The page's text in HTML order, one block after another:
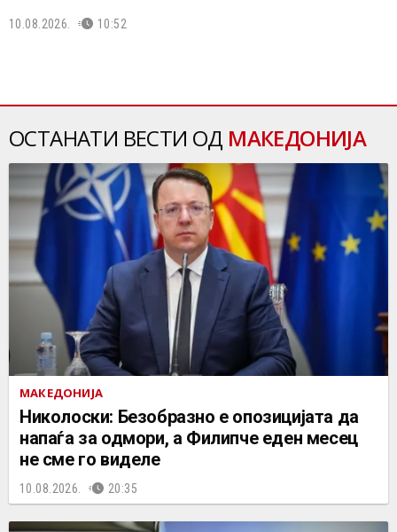
10.08.2026. 10:52
ОСТАНАТИ ВЕСТИ ОД МАКЕДОНИЈА
МАКЕДОНИЈА
Николоски: Безобразно е опозицијата да
напаѓа за одмори, а Филипче еден месец
не сме го виделе
10.08.2026. 20:35